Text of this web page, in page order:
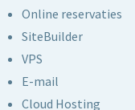
Online reservaties
SiteBuilder
VPS
E-mail
Cloud Hosting